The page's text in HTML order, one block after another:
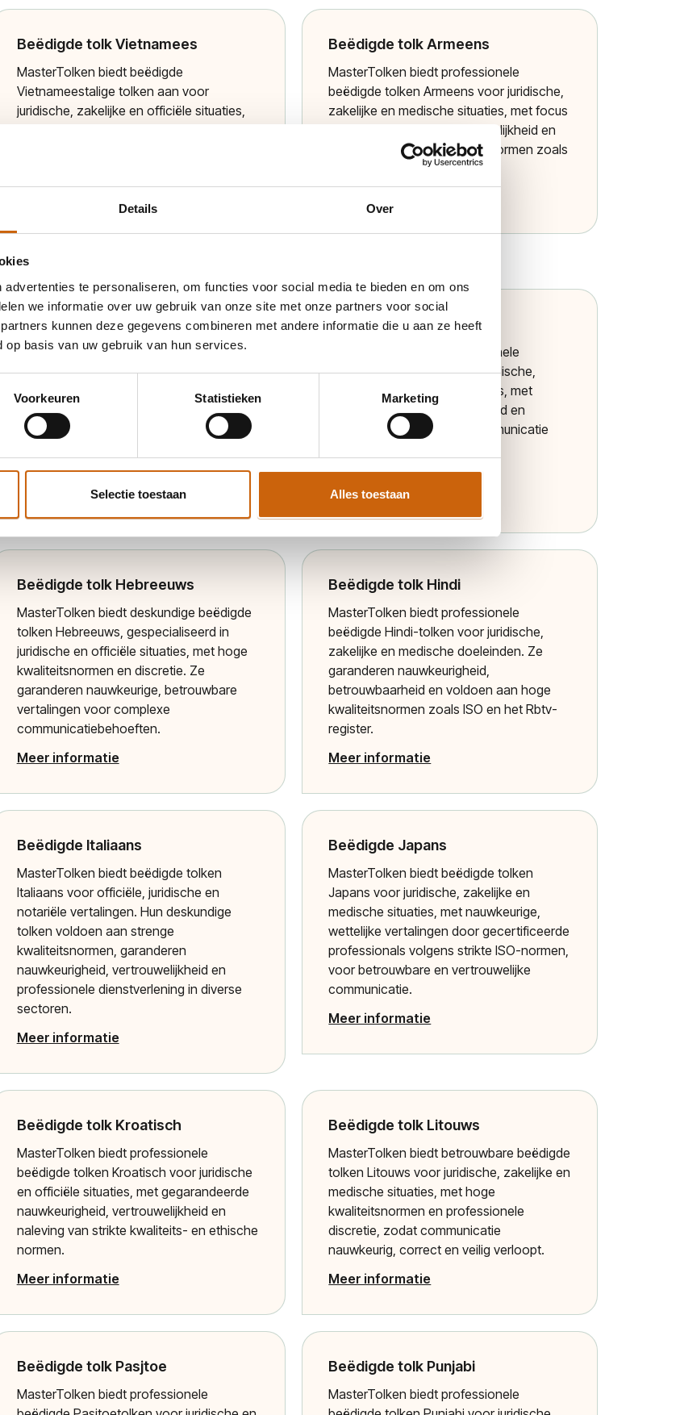
Details Over
te personaliseren, om functies voor social media te bieden en om ons
we informatie over uw gebruik van onze site met onze partners voor social
kunnen deze gegevens combineren met andere informatie die u aan ze heeft
basis van uw gebruik van hun services.
Voorkeuren Statistieken Marketing
Selectie toestaan Alles toestaan
Beëdigde tolk Vietnamees
MasterTolken biedt beëdigde
Vietnameestalige tolken aan voor
juridische, zakelijke en officiële situaties,
vertrouwelijkheid en professionaliteit
gedurende het hele proces.
Meer informatie
Beëdigde tolk Armeens
MasterTolken biedt professionele
beëdigde tolken Armeens voor juridische,
zakelijke en medische situaties, met focus
op nauwkeurigheid, vertrouwelijkheid en
naleving van hoge kwaliteitsnormen zoals
ISO-certificeringen.
Beëdigde tolk Cantonees
MasterTolken biedt beëdigde Cantonese
tolken voor officiële en juridische situaties,
met hoge betrouwbaarheid,
nauwkeurigheid en vertrouwelijkheid
volgens strenge kwaliteitsnormen,
begrip.
Meer informatie
Beëdigde tolk Dari
MasterTolken biedt professionele
beëdigde tolken Dari voor juridische,
zakelijke en medische situaties, met
gecertificeerde nauwkeurigheid en
vertrouwelijkheid, zodat communicatie
kwaliteitsnormen verloopt.
Meer informatie
Beëdigde tolk Hebreeuws
MasterTolken biedt deskundige beëdigde
tolken Hebreeuws, gespecialiseerd in
juridische en officiële situaties, met hoge
kwaliteitsnormen en discretie. Ze
garanderen nauwkeurige, betrouwbare
vertalingen voor complexe
communicatiebehoeften.
Meer informatie
Beëdigde tolk Hindi
MasterTolken biedt professionele
beëdigde Hindi-tolken voor juridische,
zakelijke en medische doeleinden. Ze
garanderen nauwkeurigheid,
betrouwbaarheid en voldoen aan hoge
kwaliteitsnormen zoals ISO en het Rbtv-
register.
Meer informatie
Beëdigde Italiaans
MasterTolken biedt beëdigde tolken
Italiaans voor officiële, juridische en
notariële vertalingen. Hun deskundige
tolken voldoen aan strenge
kwaliteitsnormen, garanderen
nauwkeurigheid, vertrouwelijkheid en
professionele dienstverlening in diverse
sectoren.
Meer informatie
Beëdigde Japans
MasterTolken biedt beëdigde tolken
Japans voor juridische, zakelijke en
medische situaties, met nauwkeurige,
wettelijke vertalingen door gecertificeerde
professionals volgens strikte ISO-normen,
voor betrouwbare en vertrouwelijke
communicatie.
Meer informatie
Beëdigde tolk Kroatisch
MasterTolken biedt professionele
beëdigde tolken Kroatisch voor juridische
en officiële situaties, met gegarandeerde
nauwkeurigheid, vertrouwelijkheid en
naleving van strikte kwaliteits- en ethische
normen.
Meer informatie
Beëdigde tolk Litouws
MasterTolken biedt betrouwbare beëdigde
tolken Litouws voor juridische, zakelijke en
medische situaties, met hoge
kwaliteitsnormen en professionele
discretie, zodat communicatie
nauwkeurig, correct en veilig verloopt.
Meer informatie
Beëdigde tolk Pasjtoe
MasterTolken biedt professionele
Beëdigde tolk Punjabi
MasterTolken biedt professionele